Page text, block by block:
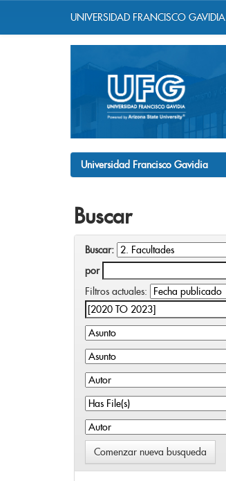
UNIVERSIDAD FRANCISCO GAVIDIA
Universidad Francisco Gavidia
Buscar
Buscar:
por
Filtros actuales:
Comenzar nueva busqueda